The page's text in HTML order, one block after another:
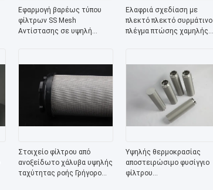
Εφαρμογή βαρέως τύπου
φίλτρων SS Mesh
Αντίστασης σε υψηλή
Ελαφριά σχεδίαση με
πλεκτό πλεκτό συρμάτινο
πλέγμα πτώσης χαμηλής
Στοιχείο φίλτρου από
ανοξείδωτο χάλυβα υψηλής
ταχύτητας ροής Γρήγορο
Υψηλής θερμοκρασίας
αποστειρώσιμο φυσίγγιο
φίλτρου